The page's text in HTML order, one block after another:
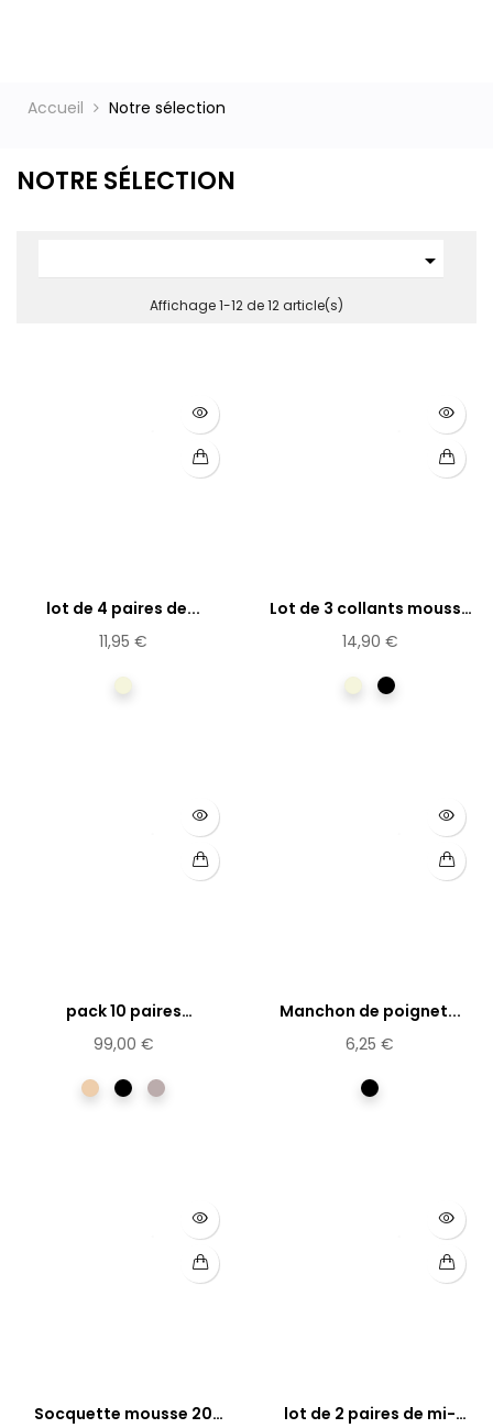
Accueil Notre sélection
NOTRE SÉLECTION

Affichage 1-12 de 12 article(s)
lot de 4 paires de...
11,95 €
Beige
Lot de 3 collants mousse
20...
14,90 €
BeigeNoir
pack 10 paires
Chaussettes...
99,00 €
écru Noir Tourterelle
Manchon de poignet...
6,25 €
Noir
Socquette mousse 20
lot de 2 paires de mi-